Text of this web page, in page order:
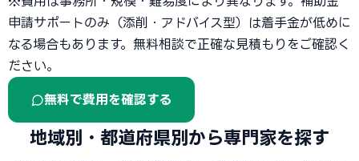
申請サポートのみ（添削・アドバイス型）は着手金が低めに
なる場合もあります。無料相談で正確な見積もりをご確認く
ださい。
無料で費用を確認する
地域別・都道府県別から専門家を探す